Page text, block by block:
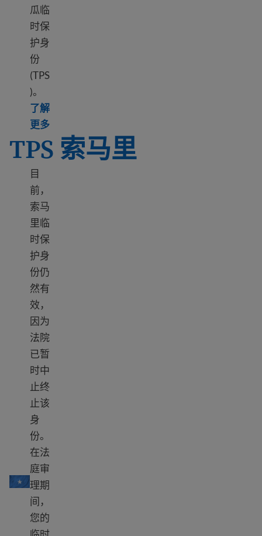
瓜临
时保
护身
份
(TPS
)。
了解
更多Learn more about TPS Nicaragua
TPS 索马里
TPS 索马里
目
前，
索马
里临
时保
护身
份仍
然有
效，
因为
法院
已暂
时中
止终
止该
身
份。
在法
庭审
理期
间，
您的